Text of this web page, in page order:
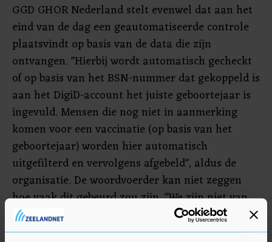
GGD GHOR Nederland stelt evenwel dat aan het
eind van de dag een geautomatiseerde controle
plaatsvindt op basis van de data die zijn
ontvangen. ​"Hierbij wordt automatisch gecheckt
of op basis van het BSN-nummer dat gekoppeld is
aan het DigiD-account het juiste geboortejaar is
ingevuld. Mensen die nog niet in aanmerking
komen voor een vaccinatie (op basis van het
geboortejaar) worden hier automatisch
uitgefilterd en vervolgens afgebeld", aldus de
organisatie. De woordvoerder kan niet zeggen
hoe vaak dit gebeurd zou zijn. "We zijn niet van
de politie", benadrukt de GGD GHOR.